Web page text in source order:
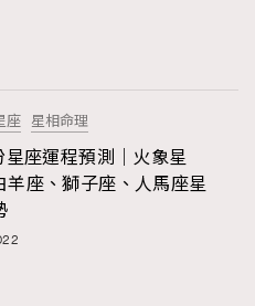
2
132
Hanna與Takuro｜模特
座 星相命理
星座運程預測｜火象星
羊座、獅子座、人馬座星